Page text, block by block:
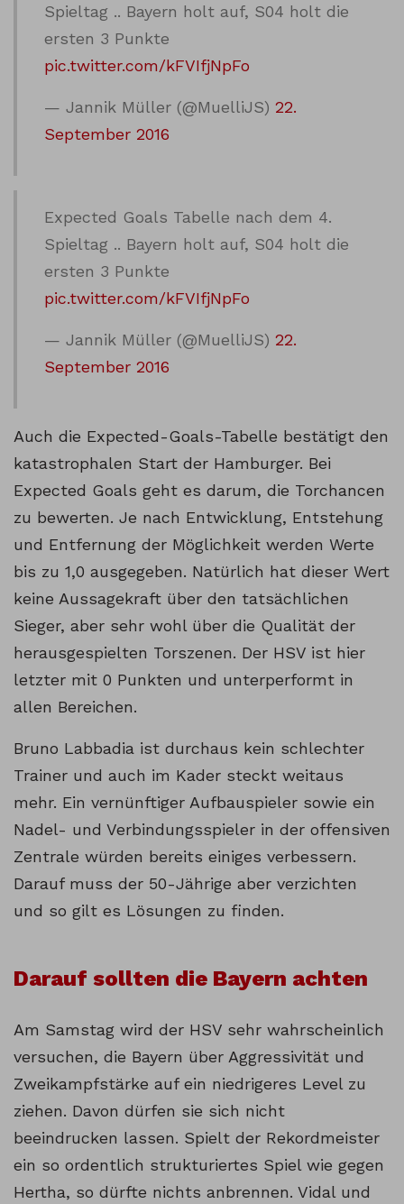
Spieltag .. Bayern holt auf, S04 holt die
ersten 3 Punkte
pic.twitter.com/kFVIfjNpFo
— Jannik Müller (@MuelliJS) 22.
September 2016
Expected Goals Tabelle nach dem 4.
Spieltag .. Bayern holt auf, S04 holt die
ersten 3 Punkte
pic.twitter.com/kFVIfjNpFo
— Jannik Müller (@MuelliJS) 22.
September 2016
Auch die Expected-Goals-Tabelle bestätigt den
katastrophalen Start der Hamburger. Bei
Expected Goals geht es darum, die Torchancen
zu bewerten. Je nach Entwicklung, Entstehung
und Entfernung der Möglichkeit werden Werte
bis zu 1,0 ausgegeben. Natürlich hat dieser Wert
keine Aussagekraft über den tatsächlichen
Sieger, aber sehr wohl über die Qualität der
herausgespielten Torszenen. Der HSV ist hier
letzter mit 0 Punkten und unterperformt in
allen Bereichen.
Bruno Labbadia ist durchaus kein schlechter
Trainer und auch im Kader steckt weitaus
mehr. Ein vernünftiger Aufbauspieler sowie ein
Nadel- und Verbindungsspieler in der offensiven
Zentrale würden bereits einiges verbessern.
Darauf muss der 50-Jährige aber verzichten
und so gilt es Lösungen zu finden.
Darauf sollten die Bayern achten
Am Samstag wird der HSV sehr wahrscheinlich
versuchen, die Bayern über Aggressivität und
Zweikampfstärke auf ein niedrigeres Level zu
ziehen. Davon dürfen sie sich nicht
beeindrucken lassen. Spielt der Rekordmeister
ein so ordentlich strukturiertes Spiel wie gegen
Hertha, so dürfte nichts anbrennen. Vidal und